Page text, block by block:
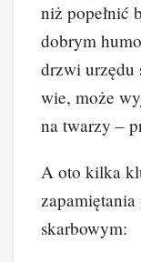
niż popełnić
dobrym
drzwi urzędu
wie, może
na twarzy –
A oto kilka
skarbowym: